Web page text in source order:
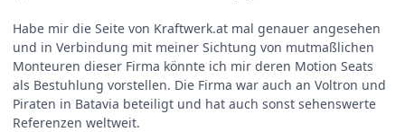
Habe mir die Seite von Kraftwerk.at mal genauer angesehen
und in Verbindung mit meiner Sichtung von mutmaßlichen
Monteuren dieser Firma könnte ich mir deren Motion Seats
als Bestuhlung vorstellen. Die Firma war auch an Voltron und
Piraten in Batavia beteiligt und hat auch sonst sehenswerte
Referenzen weltweit.